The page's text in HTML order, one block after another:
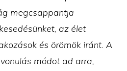
megcsappantja
az élet
és örömök iránt. A
módot ad arra,